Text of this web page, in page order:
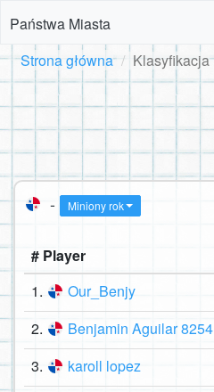
Państwa Miasta
Strona główna Klasyfikacja
- Miniony rok
# Player
1.
Our_Benjy
2. Benjamin Aguilar 8254
3. karoll lopez